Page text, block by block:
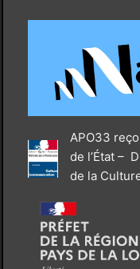
APO33
de l’État –
de la